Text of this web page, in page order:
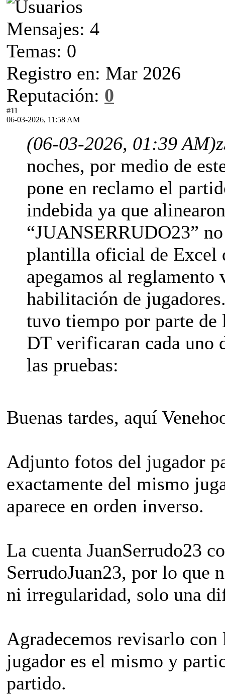
Mensajes: 4
Temas: 0
Registro en: Mar 2026
Reputación: 0
#11
06-03-2026, 11:58 AM
(06-03-2026, 01:39 AM)
noches, por medio de
pone en reclamo el
indebida ya que
“JUANSERRUDO23”
plantilla oficial de Excel
apegamos al
habilitación de
tuvo tiempo por parte de
DT verificaran cada uno
las pruebas:
Buenas tardes, aquí
Adjunto fotos del jugador
exactamente del mismo
aparece en orden inverso.
La cuenta JuanSerrudo23
SerrudoJuan23, por lo que
ni irregularidad, solo una
Agradecemos revisarlo con
jugador es el mismo y
partido.